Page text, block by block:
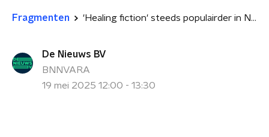
Fragmenten 'Healing fiction' steeds populairder in Nederland
De Nieuws BV
BNNVARA
19 mei 2025 12:00 - 13:30